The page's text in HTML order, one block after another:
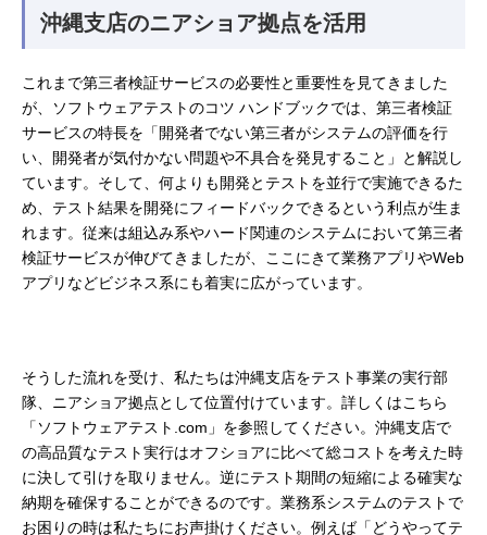
沖縄支店のニアショア拠点を活用
これまで第三者検証サービスの必要性と重要性を見てきました
が、ソフトウェアテストのコツ ハンドブックでは、第三者検証
サービスの特長を「開発者でない第三者がシステムの評価を行
い、開発者が気付かない問題や不具合を発見すること」と解説し
ています。そして、何よりも開発とテストを並行で実施できるた
め、テスト結果を開発にフィードバックできるという利点が生ま
れます。従来は組込み系やハード関連のシステムにおいて第三者
検証サービスが伸びてきましたが、ここにきて業務アプリやWeb
アプリなどビジネス系にも着実に広がっています。
そうした流れを受け、私たちは沖縄支店をテスト事業の実行部
隊、ニアショア拠点として位置付けています。詳しくはこちら
「 ソフトウェアテスト.com 」を参照してください。沖縄支店で
の高品質なテスト実行はオフショアに比べて総コストを考えた時
に決して引けを取りません。逆にテスト期間の短縮による確実な
納期を確保することができるのです。業務系システムのテストで
お困りの時は私たちにお声掛けください。例えば「どうやってテ